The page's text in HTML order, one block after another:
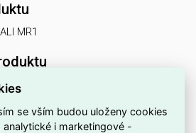
MR1
MR1 37W IP66
LED, spektrum 730A3, regulace
optika MR1 (Main Road
se vším budou uloženy cookies
analytické i marketingové -